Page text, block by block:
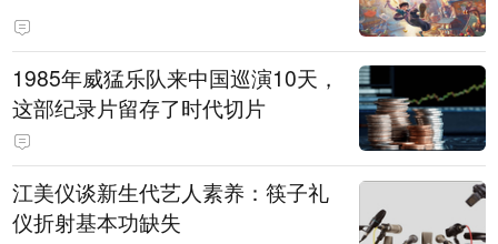
1985年威猛乐队来中国巡演10天，
这部纪录片留存了时代切片
江美仪谈新生代艺人素养：筷子礼
仪折射基本功缺失